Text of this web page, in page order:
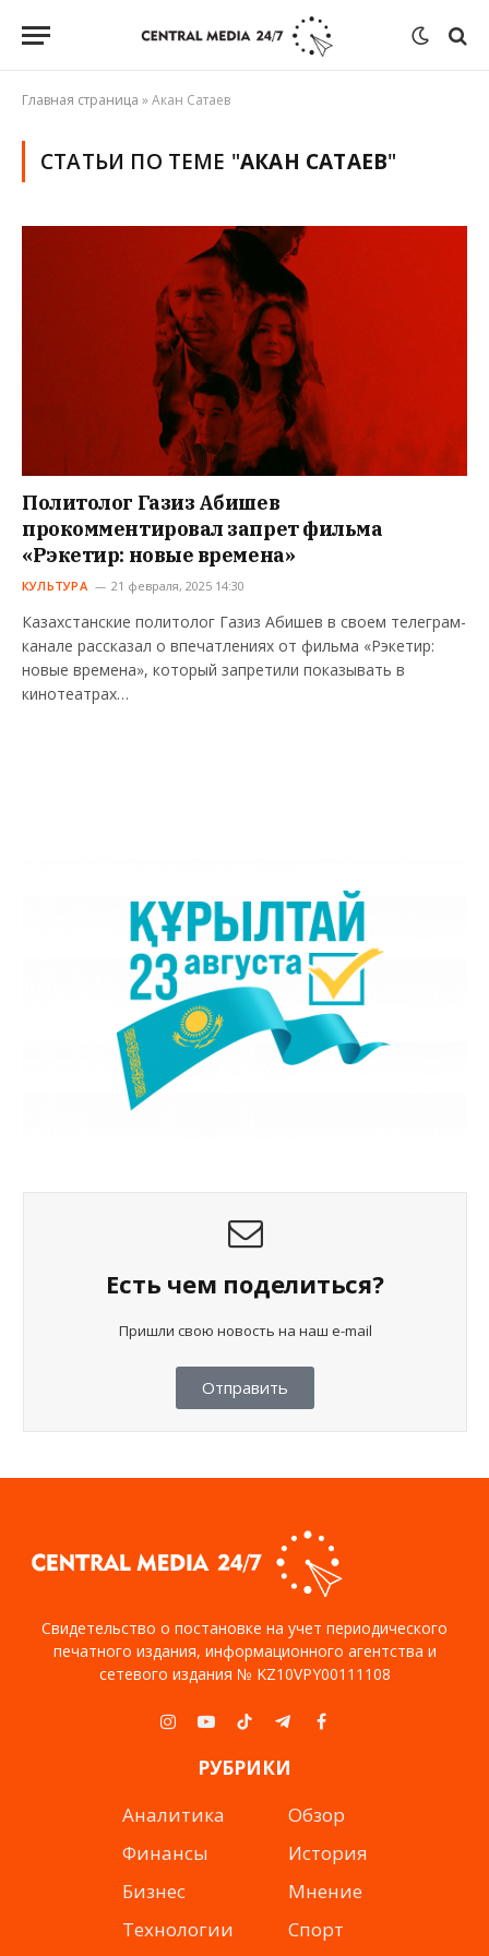
Главная страница »Акан Сатаев
СТАТЬИ ПО ТЕМЕ "АКАН САТАЕВ"
Политолог Газиз Абишев
прокомментировал запрет фильма
«Рэкетир: новые времена»
КУЛЬТУРА 21 февраля, 2025 14:30
Казахстанские политолог Газиз Абишев в своем телеграм-
канале рассказал о впечатлениях от фильма «Рэкетир:
новые времена», который запретили показывать в
кинотеатрах…
Есть чем поделиться?
Пришли свою новость на наш e-mail
Отправить
Свидетельство о постановке на учет периодического
печатного издания, информационного агентства и
сетевого издания № KZ10VPY00111108
Instagram
YouTubeTikTokTelegramFacebook
РУБРИКИ
Аналитика
Финансы
Бизнес
Технологии
Обзор
История
Мнение
Спорт